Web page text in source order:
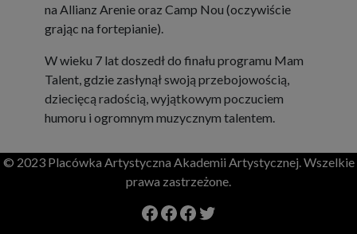
na Allianz Arenie oraz Camp Nou (oczywiście
grając na fortepianie).
W wieku 7 lat doszedł do finału programu Mam
Talent, gdzie zasłynął swoją przebojowością,
dziecięcą radością, wyjątkowym poczuciem
humoru i ogromnym muzycznym talentem.
© 2023 Placówka Artystyczna Akademii Artystycznej. Wszelkie
prawa zastrzeżone.
Facebook Szkoła Mmuzyczna Yamaha
Facebook
Facebook
Twitter